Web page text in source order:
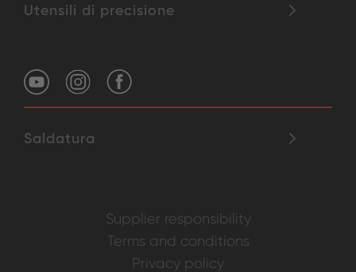
Utensili di precisione
Saldatura
Supplier responsibility
Terms and conditions
Privacy policy